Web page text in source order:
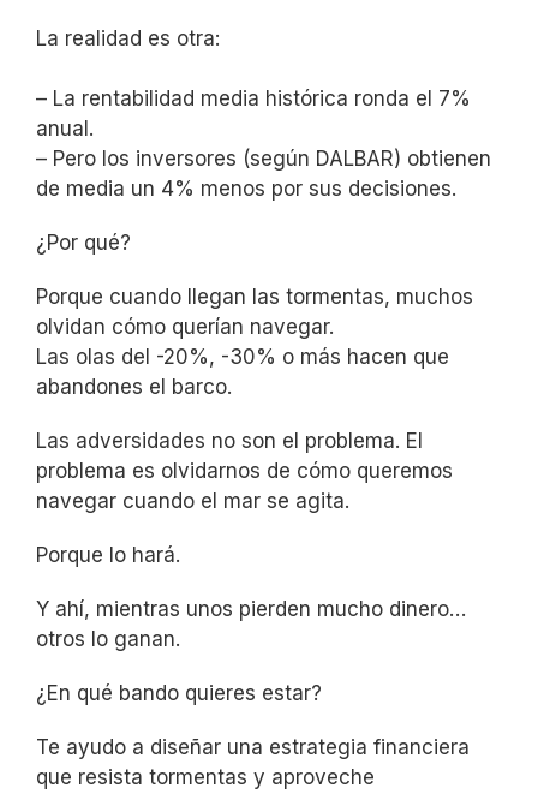
La realidad es otra:
– La rentabilidad media histórica ronda el 7%
anual.
– Pero los inversores (según DALBAR) obtienen
de media un 4% menos por sus decisiones.
¿Por qué?
Porque cuando llegan las tormentas, muchos
olvidan cómo querían navegar.
Las olas del -20%, -30% o más hacen que
abandones el barco.
Las adversidades no son el problema. El
problema es olvidarnos de cómo queremos
navegar cuando el mar se agita.
Porque lo hará.
Y ahí, mientras unos pierden mucho dinero…
otros lo ganan.
¿En qué bando quieres estar?
Te ayudo a diseñar una estrategia financiera
que resista tormentas y aproveche